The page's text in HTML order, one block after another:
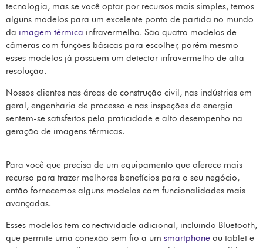
tecnologia, mas se você optar por recursos mais simples, temos
alguns modelos para um excelente ponto de partida no mundo
da imagem térmica infravermelho. São quatro modelos de
câmeras com funções básicas para escolher, porém mesmo
esses modelos já possuem um detector infravermelho de alta
resolução.
Nossos clientes nas áreas de construção civil, nas indústrias em
geral, engenharia de processo e nas inspeções de energia
sentem-se satisfeitos pela praticidade e alto desempenho na
geração de imagens térmicas.
Para você que precisa de um equipamento que oferece mais
recurso para trazer melhores benefícios para o seu negócio,
então fornecemos alguns modelos com funcionalidades mais
avançadas.
Esses modelos tem conectividade adicional, incluindo Bluetooth,
que permite uma conexão sem fio a um smartphone ou tablet e